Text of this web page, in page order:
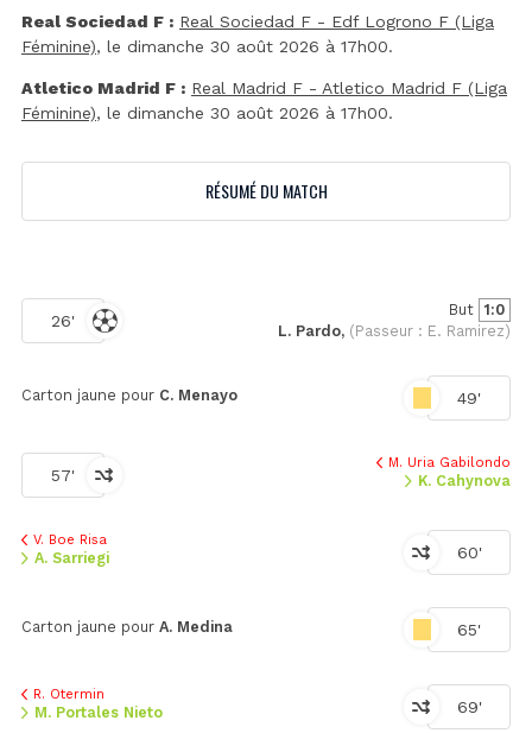
Real Sociedad F : Real Sociedad F - Edf Logrono F (Liga
Féminine), le dimanche 30 août 2026 à 17h00.
Atletico Madrid F : Real Madrid F - Atletico Madrid F (Liga
Féminine), le dimanche 30 août 2026 à 17h00.
RÉSUMÉ DU MATCH
26'
But 1:0
L. Pardo, (Passeur : E. Ramirez)
49'
Carton jaune pour C. Menayo
57'
M. Uria Gabilondo
K. Cahynova
60'
V. Boe Risa
A. Sarriegi
65'
Carton jaune pour A. Medina
69'
R. Otermin
M. Portales Nieto